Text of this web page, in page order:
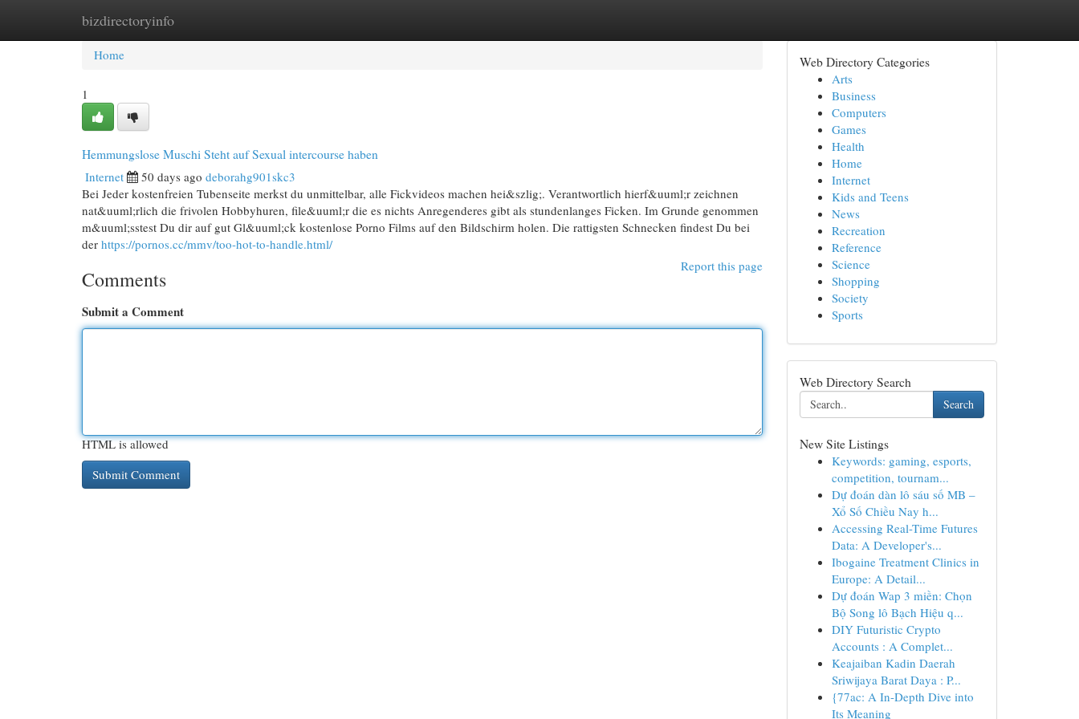
bizdirectoryinfo
Home New Site Listings
Home
1
Hemmungslose Muschi Steht auf Sexual intercourse haben
Internet 50 days ago deborahg901skc3
Bei Jeder kostenfreien Tubenseite merkst du unmittelbar, alle Fickvideos machen hei&szlig;. Verantwortlich hierf&uuml;r zeichnen
nat&uuml;rlich die frivolen Hobbyhuren, file&uuml;r die es nichts Anregenderes gibt als stundenlanges Ficken. Im Grunde genommen
m&uuml;sstest Du dir auf gut Gl&uuml;ck kostenlose Porno Films auf den Bildschirm holen. Die rattigsten Schnecken findest Du bei
der https://pornos.cc/mmv/too-hot-to-handle.html/
Report this page
Comments
Submit a Comment
HTML is allowed
Web Directory Categories
Arts
Business
Computers
Games
Health
Home
Internet
Kids and Teens
News
Recreation
Reference
Science
Shopping
Society
Sports
Web Directory Search
Search
New Site Listings
Keywords: gaming, esports,
competition, tournam...
Dự đoán dàn lô sáu số MB –
Xổ Số Chiều Nay h...
Accessing Real-Time Futures
Data: A Developer's...
Ibogaine Treatment Clinics in
Europe: A Detail...
Dự đoán Wap 3 miền: Chọn
Bộ Song lô Bạch Hiệu q...
DIY Futuristic Crypto
Accounts : A Complet...
Keajaiban Kadin Daerah
Sriwijaya Barat Daya : P...
{77ac: A In-Depth Dive into
Its Meaning